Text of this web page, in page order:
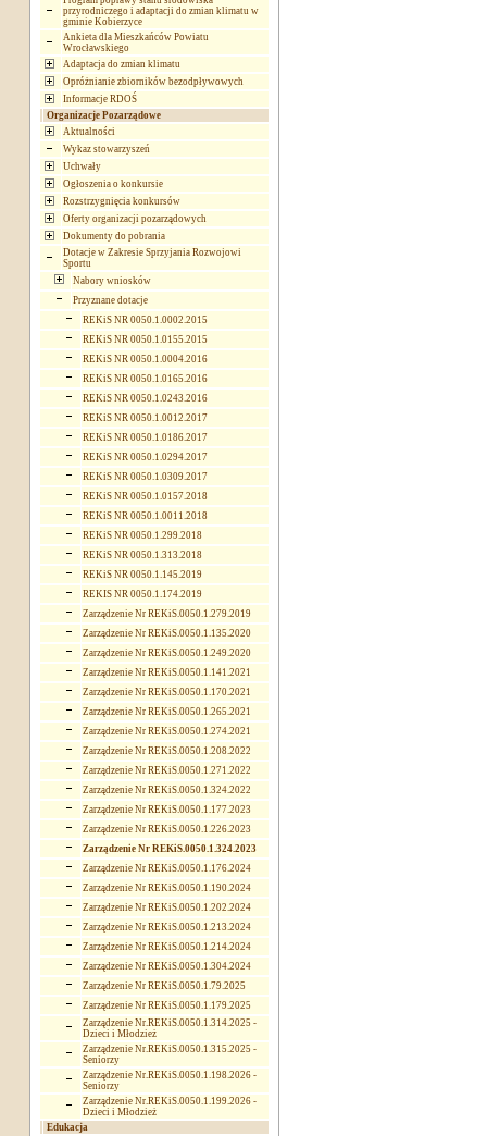
przyrodniczego i adaptacji do zmian klimatu w
gminie Kobierzyce
Ankieta dla Mieszkańców Powiatu
Wrocławskiego
Adaptacja do zmian klimatu
Opróżnianie zbiorników bezodpływowych
Informacje RDOŚ
Organizacje Pozarządowe
Aktualności
Wykaz stowarzyszeń
Uchwały
Ogłoszenia o konkursie
Rozstrzygnięcia konkursów
Oferty organizacji pozarządowych
Dokumenty do pobrania
Dotacje w Zakresie Sprzyjania Rozwojowi
Sportu
Nabory wniosków
Przyznane dotacje
REKiS NR 0050.1.0002.2015
REKiS NR 0050.1.0155.2015
REKiS NR 0050.1.0004.2016
REKiS NR 0050.1.0165.2016
REKiS NR 0050.1.0243.2016
REKiS NR 0050.1.0012.2017
REKiS NR 0050.1.0186.2017
REKiS NR 0050.1.0294.2017
REKiS NR 0050.1.0309.2017
REKiS NR 0050.1.0157.2018
REKiS NR 0050.1.0011.2018
REKiS NR 0050.1.299.2018
REKiS NR 0050.1.313.2018
REKiS NR 0050.1.145.2019
REKIS NR 0050.1.174.2019
Zarządzenie Nr REKiS.0050.1.279.2019
Zarządzenie Nr REKiS.0050.1.135.2020
Zarządzenie Nr REKiS.0050.1.249.2020
Zarządzenie Nr REKiS.0050.1.141.2021
Zarządzenie Nr REKiS.0050.1.170.2021
Zarządzenie Nr REKiS.0050.1.265.2021
Zarządzenie Nr REKiS.0050.1.274.2021
Zarządzenie Nr REKiS.0050.1.208.2022
Zarządzenie Nr REKiS.0050.1.271.2022
Zarządzenie Nr REKiS.0050.1.324.2022
Zarządzenie Nr REKiS.0050.1.177.2023
Zarządzenie Nr REKiS.0050.1.226.2023
Zarządzenie Nr REKiS.0050.1.324.2023
Zarządzenie Nr REKiS.0050.1.176.2024
Zarządzenie Nr REKiS.0050.1.190.2024
Zarządzenie Nr REKiS.0050.1.202.2024
Zarządzenie Nr REKiS.0050.1.213.2024
Zarządzenie Nr REKiS.0050.1.214.2024
Zarządzenie Nr REKiS.0050.1.304.2024
Zarządzenie Nr REKiS.0050.1.79.2025
Zarządzenie Nr REKiS.0050.1.179.2025
Zarządzenie Nr.REKiS.0050.1.314.2025 -
Dzieci i Młodzież
Zarządzenie Nr.REKiS.0050.1.315.2025 -
Seniorzy
Zarządzenie Nr.REKiS.0050.1.198.2026 -
Seniorzy
Zarządzenie Nr.REKiS.0050.1.199.2026 -
Dzieci i Młodzież
Edukacja